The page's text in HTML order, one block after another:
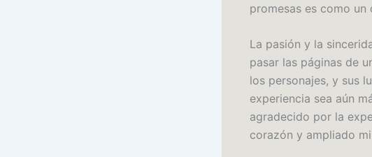
promesas es como un
La pasión y la
pasar las páginas de
los personajes, y sus
experiencia sea aún
agradecido por la
corazón y ampliado